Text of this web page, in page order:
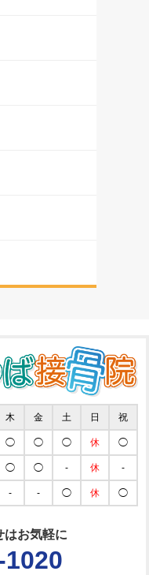
木 金 土 日 祝
◯ ◯ ◯ 休 ◯
◯ ◯ - 休 -
- - ◯ 休 ◯
はお気軽に